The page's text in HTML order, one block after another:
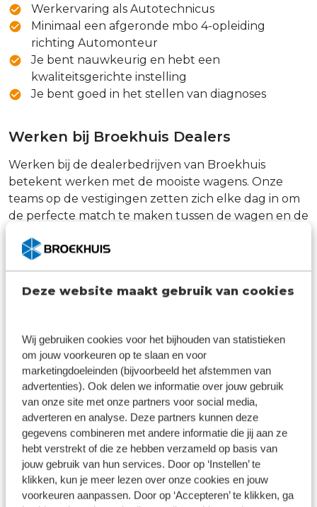
Deze website maakt gebruik van cookies
Wij gebruiken cookies voor het bijhouden van statistieken
om jouw voorkeuren op te slaan en voor
marketingdoeleinden (bijvoorbeeld het afstemmen van
advertenties). Ook delen we informatie over jouw gebruik
van onze site met onze partners voor social media,
adverteren en analyse. Deze partners kunnen deze
gegevens combineren met andere informatie die jij aan ze
hebt verstrekt of die ze hebben verzameld op basis van
jouw gebruik van hun services. Door op ‘Instellen’ te
klikken, kun je meer lezen over onze cookies en jouw
voorkeuren aanpassen. Door op ‘Accepteren’ te klikken, ga
Werkervaring als Autotechnicus
Minimaal een afgeronde mbo 4-opleiding
richting Automonteur
Je bent nauwkeurig en hebt een
kwaliteitsgerichte instelling
Je bent goed in het stellen van diagnoses
Werken bij Broekhuis Dealers
Werken bij de dealerbedrijven van Broekhuis
betekent werken met de mooiste wagens. Onze
teams op de vestigingen zetten zich elke dag in om
de perfecte match te maken tussen de wagen en de
en lossen we eventuele problemen voor de klant
zorgen ervoor dat de klant zich thuis voelt bij ons en
begrijpen dat het niet een alledaagse stap is om een
een grote onderhoudsbeurt te laten uitvoeren.
Daarom is het elke keer weer fijn om te zien dat de
match of reparatie weer gelukt is. Onze successen
vieren we wekelijks met een gezellige borrel met de
collega’s op de vestiging.
Pas jij bij Broekhuis Dealers en wil jij je inzetten voor
onze klanten? Kom ons team versterken als
Technisch Specialist!
Solliciteer nu!